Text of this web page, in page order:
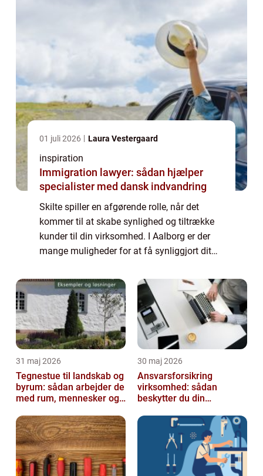
01 juli 2026 Laura Vestergaard
inspiration
Immigration lawyer: sådan hjælper
specialister med dansk indvandring
Skilte spiller en afgørende rolle, når det
kommer til at skabe synlighed og tiltrække
kunder til din virksomhed. I Aalborg er der
mange muligheder for at få synliggjort dit
artikel vil vi se nærmere på, hvorfor...
31 maj 2026
Tegnestue til landskab og
byrum: sådan arbejder de
med rum, mennesker og
30 maj 2026
Ansvarsforsikring
virksomhed: sådan
beskytter du din